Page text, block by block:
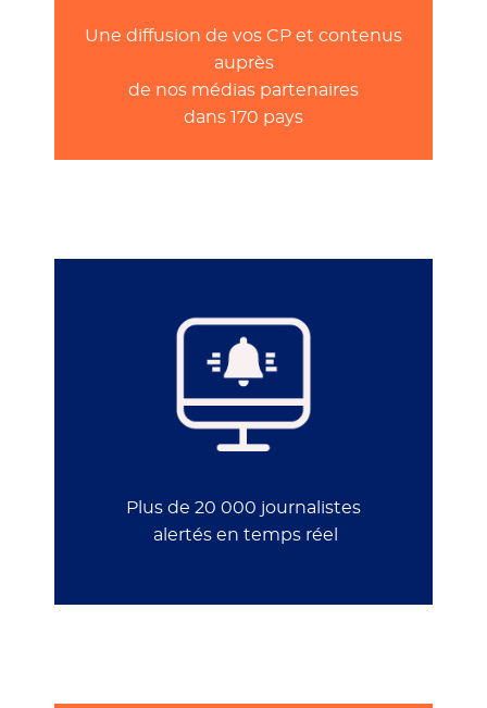
Une diffusion de vos CP et contenus
auprès
de nos médias partenaires
dans 170 pays
Plus de 20 000 journalistes
alertés en temps réel